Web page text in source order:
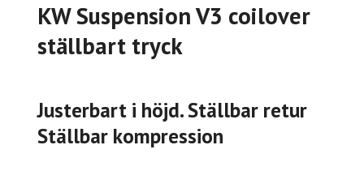
KW Suspension V3 coilover
ställbart tryck
Justerbart i höjd. Ställbar retur
Ställbar kompression